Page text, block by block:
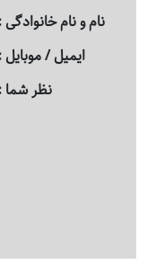
نام و نام خانوادگی
ایمیل / موبایل
نظر شما